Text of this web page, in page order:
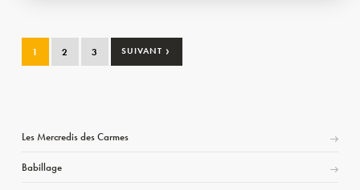
1 2 3 SUIVANT ›
Les Mercredis des Carmes
Babillage